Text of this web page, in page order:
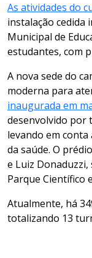
As atividades do
instalação cedida
Municipal de
estudantes, com
A nova sede do
moderna para
inaugurada em
desenvolvido por
levando em conta
da saúde. O
e Luiz
Parque Científico
Atualmente, há
totalizando 13